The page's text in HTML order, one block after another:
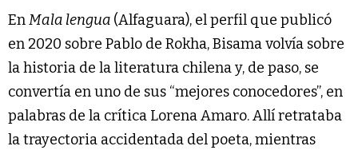
EnMala lengua (Alfaguara), el perfil que publicó
en 2020 sobre Pablo de Rokha, Bisama volvía sobre
la historia de la literatura chilena y, de paso, se
convertía en uno de sus “mejores conocedores”, en
palabras de la crítica Lorena Amaro. Allí retrataba
la trayectoria accidentada del poeta, mientras